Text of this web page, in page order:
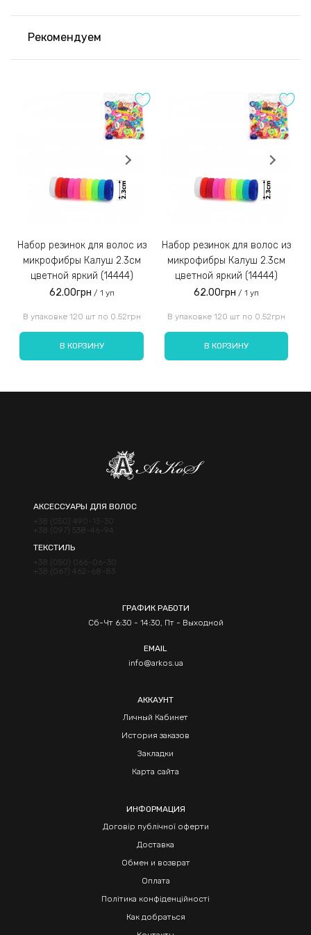
2) Оплата на расчётный счёт
транспортными компаниями Украины
Рекомендуем
Набор резинок для волос из
микрофибры Калуш 2.3см
цветной яркий (14444)
62.00грн / 1 уп
В упаковке 120 шт по 0.52грн
В КОРЗИНУ
Набор резинок для волос из
микрофибры Калуш 2.3см
цветной яркий (14444)
62.00грн / 1 уп
В упаковке 120 шт по 0.52грн
В КОРЗИНУ
АКСЕССУАРЫ ДЛЯ ВОЛОС
+38 (050) 490-13-30
+38 (097) 538-46-94
ТЕКСТИЛЬ
+38 (050) 066-06-30
+38 (067) 462-68-83
ГРАФИК РАБОТИ
Сб-Чт 6:30 - 14:30, Пт - Выходной
EMAIL
info@arkos.ua
АККАУНТ
Личный Кабинет
История заказов
Закладки
Карта сайта
ИНФОРМАЦИЯ
Договір публічної оферти
Доставка
Обмен и возврат
Оплата
Політика конфіденційності
Как добраться